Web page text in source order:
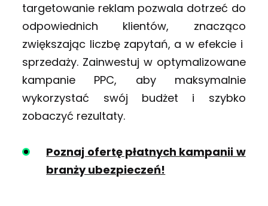
targetowanie reklam pozwala dotrzeć do
odpowiednich klientów, znacząco
zwiększając liczbę zapytań, a w efekcie i
sprzedaży. Zainwestuj w optymalizowane
kampanie PPC, aby maksymalnie
wykorzystać swój budżet i szybko
zobaczyć rezultaty.
Poznaj ofertę płatnych kampanii w
branży ubezpieczeń!